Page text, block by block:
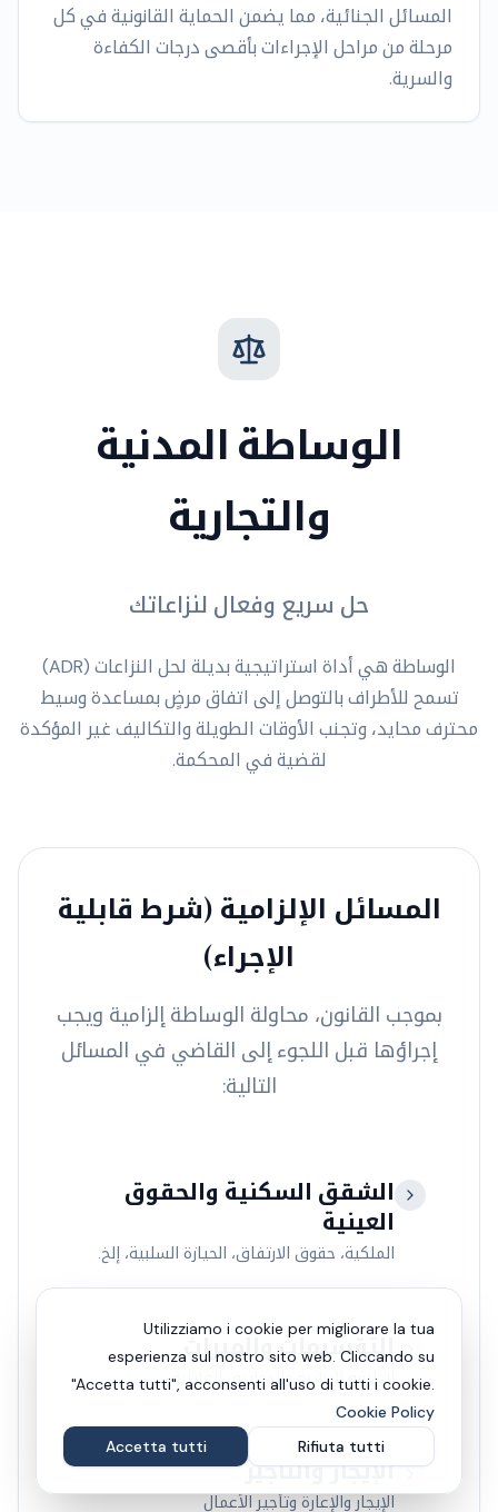
المسائل الجنائية، مما يضمن الحماية القانونية في كل
مرحلة من مراحل الإجراءات بأقصى درجات الكفاءة
والسرية.
الوساطة المدنية
والتجارية
حل سريع وفعال لنزاعاتك
الوساطة هي أداة استراتيجية بديلة لحل النزاعات (ADR)
تسمح للأطراف بالتوصل إلى اتفاق مرضٍ بمساعدة وسيط
محترف محايد، وتجنب الأوقات الطويلة والتكاليف غير المؤكدة
لقضية في المحكمة.
المسائل الإلزامية (شرط قابلية
الإجراء)
بموجب القانون، محاولة الوساطة إلزامية ويجب
إجراؤها قبل اللجوء إلى القاضي في المسائل
التالية:
الشقق السكنية والحقوق
العينية
الملكية، حقوق الارتفاق، الحيازة السلبية، إلخ.
التقسيمات والميراث
الخلافة الوراثية والمواثيق العائلية
الإيجار والتأجير
الإيجار والإعارة وتأجير الأعمال
Utilizziamo i cookie per migliorare la tua
esperienza sul nostro sito web. Cliccando su
"Accetta tutti", acconsenti all'uso di tutti i cookie.
Cookie Policy
Rifiuta tutti
Accetta tutti